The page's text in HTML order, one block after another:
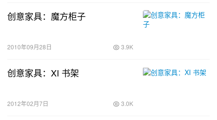
创意家具：魔方柜子
2010年09月28日 3.9K
创意家具：XI 书架
2012年02月7日 3.0K